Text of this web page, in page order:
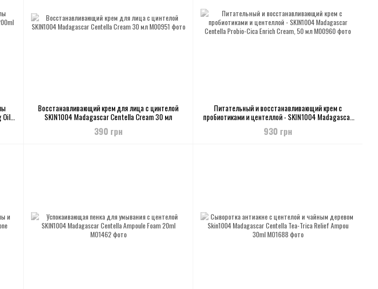
Oil,
Восстанавливающий крем для лица с цинтелой
SKIN1004 Madagascar Centella Cream 30 мл
390 грн
Питательный и восстанавливающий крем с
пробиотиками и центеллой - SKIN1004 Madagascar
Centella Probio-Cica Enrich Cream, 50 мл
930 грн